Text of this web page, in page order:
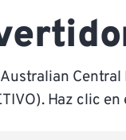
Haz clic